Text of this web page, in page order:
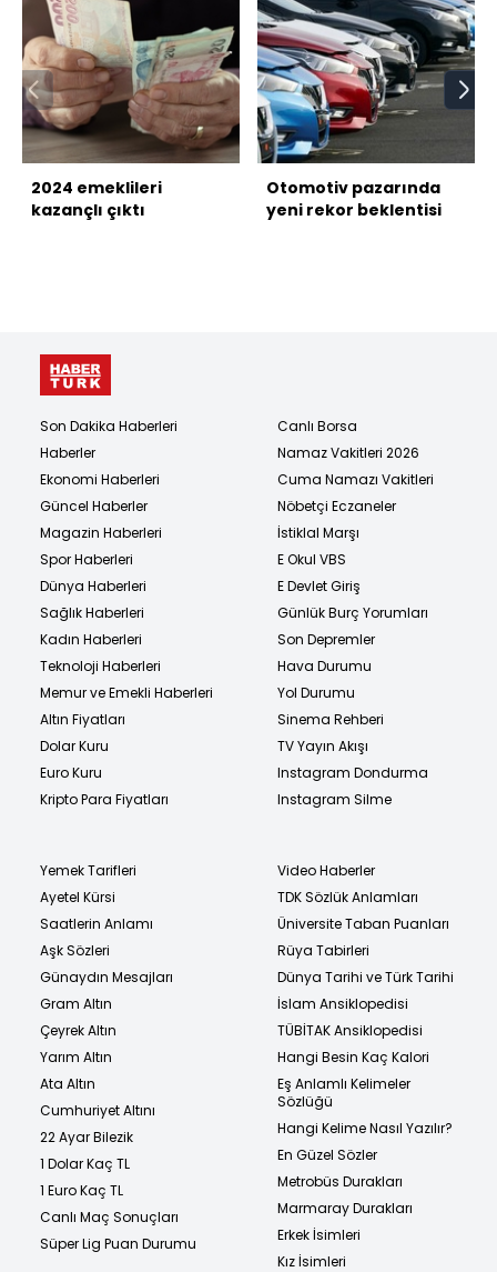
2024 emeklileri
kazançlı çıktı
Otomotiv pazarında
yeni rekor beklentisi
Son Dakika Haberleri
Haberler
Ekonomi Haberleri
Güncel Haberler
Magazin Haberleri
Spor Haberleri
Dünya Haberleri
Sağlık Haberleri
Kadın Haberleri
Teknoloji Haberleri
Memur ve Emekli Haberleri
Altın Fiyatları
Dolar Kuru
Euro Kuru
Kripto Para Fiyatları
Canlı Borsa
Namaz Vakitleri 2026
Cuma Namazı Vakitleri
Nöbetçi Eczaneler
İstiklal Marşı
E Okul VBS
E Devlet Giriş
Günlük Burç Yorumları
Son Depremler
Hava Durumu
Yol Durumu
Sinema Rehberi
TV Yayın Akışı
Instagram Dondurma
Instagram Silme
Yemek Tarifleri
Ayetel Kürsi
Saatlerin Anlamı
Aşk Sözleri
Günaydın Mesajları
Gram Altın
Çeyrek Altın
Yarım Altın
Ata Altın
Cumhuriyet Altını
22 Ayar Bilezik
1 Dolar Kaç TL
1 Euro Kaç TL
Canlı Maç Sonuçları
Süper Lig Puan Durumu
Video Haberler
TDK Sözlük Anlamları
Üniversite Taban Puanları
Rüya Tabirleri
Dünya Tarihi ve Türk Tarihi
İslam Ansiklopedisi
TÜBİTAK Ansiklopedisi
Hangi Besin Kaç Kalori
Eş Anlamlı Kelimeler
Sözlüğü
Hangi Kelime Nasıl Yazılır?
En Güzel Sözler
Metrobüs Durakları
Marmaray Durakları
Erkek İsimleri
Kız İsimleri